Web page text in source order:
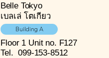
Belle Tokyo
เบลเล่ โตเกียว
Building A
Floor 1 Unit no. F127
Tel. 099-153-8512